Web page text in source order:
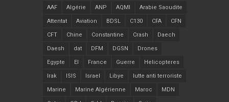
AAF Algérie ANP AQMI Arabie Saoudite
Attentat Aviation BDSL C130 CFA CFN
CFT Chine Constantine Crash Daech
Daesh dat DFM DGSN Drones
Egypte EI France Guerre Helicopteres
Irak ISIS Israel Libye lutte anti terroriste
Marine Marine Algérienne Maroc MDN